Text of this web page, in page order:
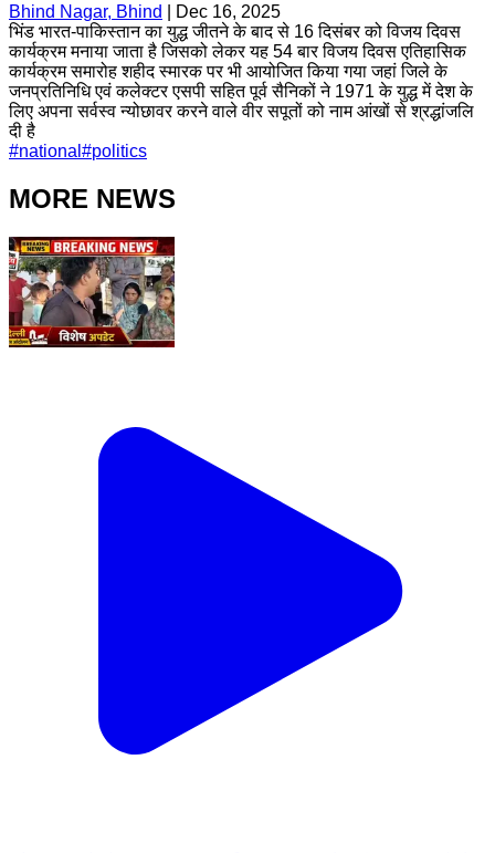
Bhind Nagar, Bhind
Dec 16, 2025
भिंड भारत-पाकिस्तान का युद्ध जीतने के बाद से 16 दिसंबर को विजय दिवस
कार्यक्रम मनाया जाता है जिसको लेकर यह 54 बार विजय दिवस एतिहासिक
कार्यक्रम समारोह शहीद स्मारक पर भी आयोजित किया गया जहां जिले के
जनप्रतिनिधि एवं कलेक्टर एसपी सहित पूर्व सैनिकों ने 1971 के युद्ध में देश के
लिए अपना सर्वस्व न्योछावर करने वाले वीर सपूतों को नाम आंखों से श्रद्धांजलि
दी है
#national #politics
MORE NEWS